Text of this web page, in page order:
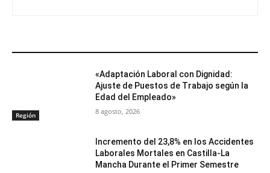
Región
«Adaptación Laboral con Dignidad:
Ajuste de Puestos de Trabajo según la
Edad del Empleado»
8 agosto, 2026
Incremento del 23,8% en los Accidentes
Laborales Mortales en Castilla-La
Mancha Durante el Primer Semestre